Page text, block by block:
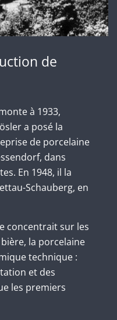
de
à 1933,
a posé la
de porcelaine
dans
En 1948, il la
Schauberg, en
concentrait sur les
la porcelaine
technique :
et des
les premiers